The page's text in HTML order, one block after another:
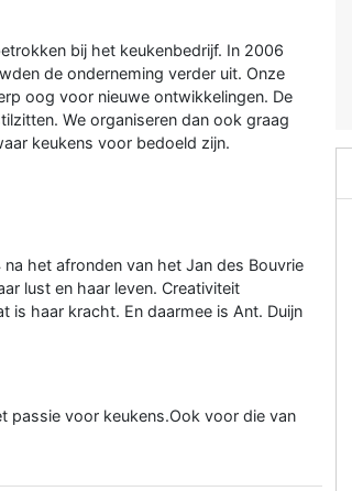
bij het keukenbedrijf. In 2006
de onderneming verder uit. Onze
oog voor nieuwe ontwikkelingen. De
We organiseren dan ook graag
keukens voor bedoeld zijn.
het afronden van het Jan des Bouvrie
lust en haar leven. Creativiteit
is haar kracht. En daarmee is Ant. Duijn
passie voor keukens.Ook voor die van